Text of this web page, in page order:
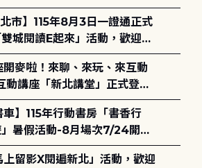
城閱讀E起來」活動，歡迎踴
日至10月4日)。
動講座「新北講堂」正式登
暑假活動-8月場次7/24開始